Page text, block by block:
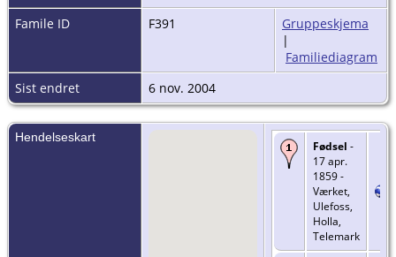
Famile ID
F391
Gruppeskjema
|
Familiediagram
Sist endret
6 nov. 2004
Hendelseskart
Fødsel -
17 apr.
1859 -
Værket,
Ulefoss,
Holla,
Telemark